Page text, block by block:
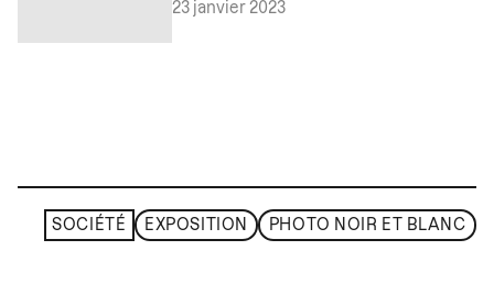
23 janvier 2023
SOCIÉTÉ EXPOSITION PHOTO NOIR ET BLANC